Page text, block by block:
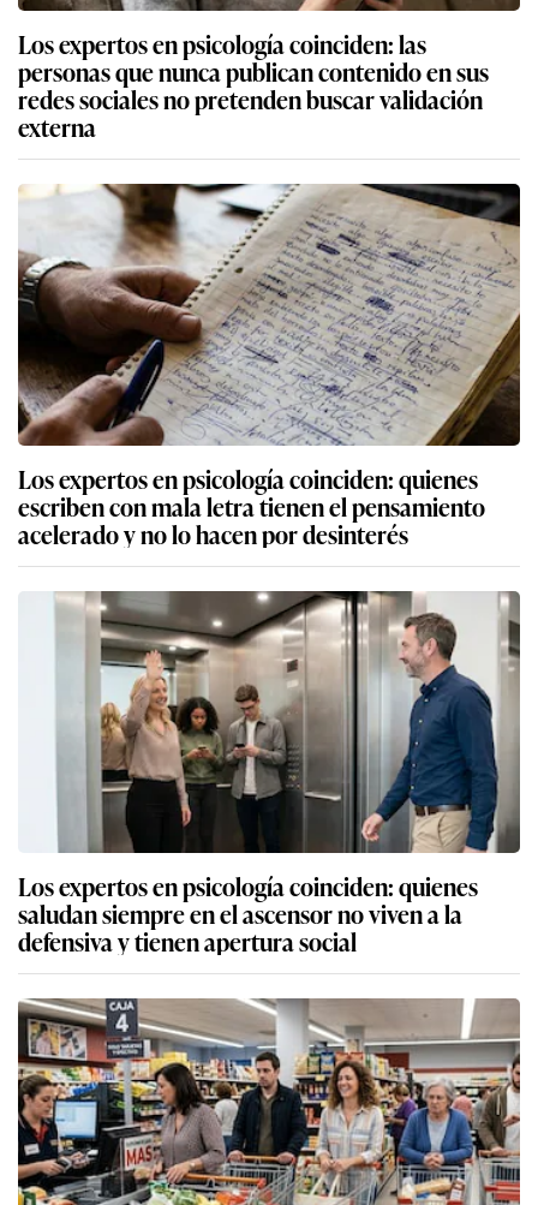
Los expertos en psicología coinciden: las
personas que nunca publican contenido en sus
redes sociales no pretenden buscar validación
externa
Los expertos en psicología coinciden: quienes
escriben con mala letra tienen el pensamiento
acelerado y no lo hacen por desinterés
Los expertos en psicología coinciden: quienes
saludan siempre en el ascensor no viven a la
defensiva y tienen apertura social